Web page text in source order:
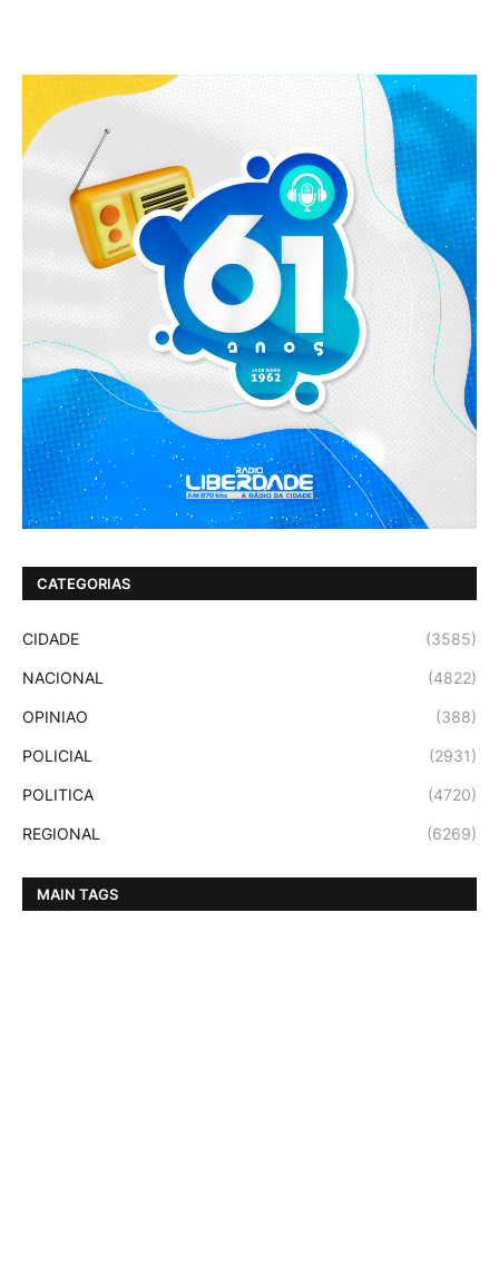
CATEGORIAS
CIDADE (3585)
NACIONAL (4822)
OPINIAO (388)
POLICIAL (2931)
POLITICA (4720)
REGIONAL (6269)
MAIN TAGS